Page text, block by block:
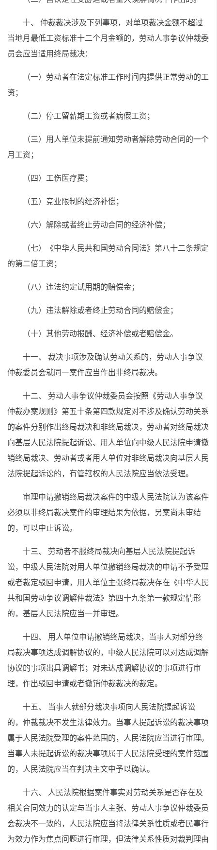
十、 仲裁裁决涉及下列事项，对单项裁决金额不超过
当地月最低工资标准十二个月金额的，劳动人事争议仲裁委
员会应当适用终局裁决：
（一）劳动者在法定标准工作时间内提供正常劳动的工
资；
（二）停工留薪期工资或者病假工资；
（三）用人单位未提前通知劳动者解除劳动合同的一个
月工资；
（四）工伤医疗费；
（五）竞业限制的经济补偿；
（六）解除或者终止劳动合同的经济补偿；
（七）《中华人民共和国劳动合同法》第八十二条规定
的第二倍工资；
（八）违法约定试用期的赔偿金；
（九）违法解除或者终止劳动合同的赔偿金；
（十）其他劳动报酬、经济补偿或者赔偿金。
十一、 裁决事项涉及确认劳动关系的，劳动人事争议
仲裁委员会就同一案件应当作出非终局裁决。
十二、 劳动人事争议仲裁委员会按照《劳动人事争议
仲裁办案规则》第五十条第四款规定对不涉及确认劳动关系
的案件分别作出终局裁决和非终局裁决，劳动者对终局裁决
向基层人民法院提起诉讼、用人单位向中级人民法院申请撤
销终局裁决、劳动者或者用人单位对非终局裁决向基层人民
法院提起诉讼的，有管辖权的人民法院应当依法受理。
审理申请撤销终局裁决案件的中级人民法院认为该案件
必须以非终局裁决案件的审理结果为依据，另案尚未审结
的，可以中止诉讼。
十三、 劳动者不服终局裁决向基层人民法院提起诉
讼，中级人民法院对用人单位撤销终局裁决的申请不予受理
或者裁定驳回申请，用人单位主张终局裁决存在《中华人民
共和国劳动争议调解仲裁法》第四十九条第一款规定情形
的，基层人民法院应当一并审理。
十四、 用人单位申请撤销终局裁决，当事人对部分终
局裁决事项达成调解协议的，中级人民法院可以对达成调解
协议的事项出具调解书；对未达成调解协议的事项进行审
理，作出驳回申请或者撤销仲裁裁决的裁定。
十五、 当事人就部分裁决事项向人民法院提起诉讼
的，仲裁裁决不发生法律效力。当事人提起诉讼的裁决事项
属于人民法院受理的案件范围的，人民法院应当进行审理。
当事人未提起诉讼的裁决事项属于人民法院受理的案件范围
的，人民法院应当在判决主文中予以确认。
十六、 人民法院根据案件事实对劳动关系是否存在及
相关合同效力的认定与当事人主张、劳动人事争议仲裁委员
会裁决不一致的，人民法院应当将法律关系性质或者民事行
为效力作为焦点问题进行审理，但法律关系性质对裁判理由